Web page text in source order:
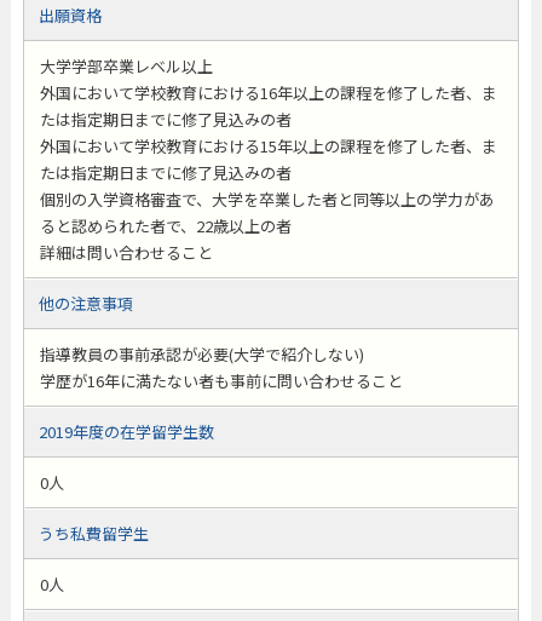
出願資格
大学学部卒業レベル以上
外国において学校教育における16年以上の課程を修了した者、ま
たは指定期日までに修了見込みの者
外国において学校教育における15年以上の課程を修了した者、ま
たは指定期日までに修了見込みの者
個別の入学資格審査で、大学を卒業した者と同等以上の学力があ
ると認められた者で、22歳以上の者
詳細は問い合わせること
他の注意事項
指導教員の事前承認が必要(大学で紹介しない)
学歴が16年に満たない者も事前に問い合わせること
2019年度の在学留学生数
0人
うち私費留学生
0人